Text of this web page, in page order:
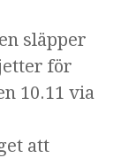
släpper
för
10.11 via
att